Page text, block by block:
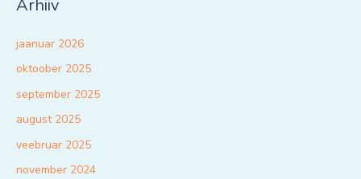
Arhiiv
jaanuar 2026
oktoober 2025
september 2025
august 2025
veebruar 2025
november 2024